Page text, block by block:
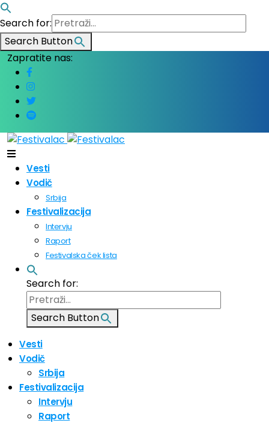
Search for:
Search Button
Zapratite nas:
Vesti
Vodič
Srbija
Festivalizacija
Intervju
Raport
Festivalska ček lista
Search for:
Search Button
Vesti
Vodič
Srbija
Festivalizacija
Intervju
Raport